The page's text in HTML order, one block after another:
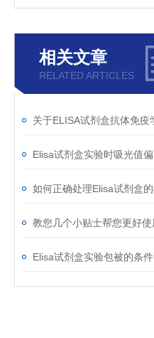
相关文章
RELATED ARTICLES